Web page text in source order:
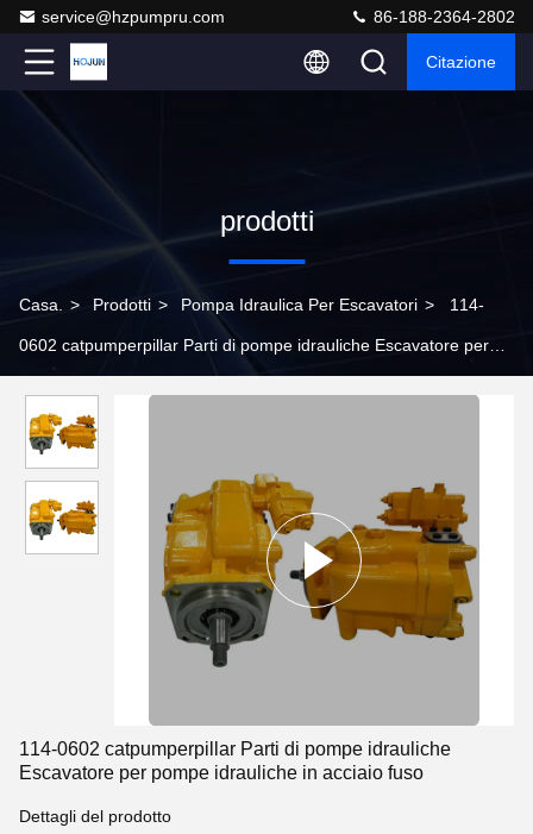
service@hzpumpru.com 86-188-2364-2802
Citazione
prodotti
Casa. > Prodotti > Pompa Idraulica Per Escavatori > 114-
0602 catpumperpillar Parti di pompe idrauliche Escavatore per
114-0602 catpumperpillar Parti di pompe idrauliche
Escavatore per pompe idrauliche in acciaio fuso
Dettagli del prodotto